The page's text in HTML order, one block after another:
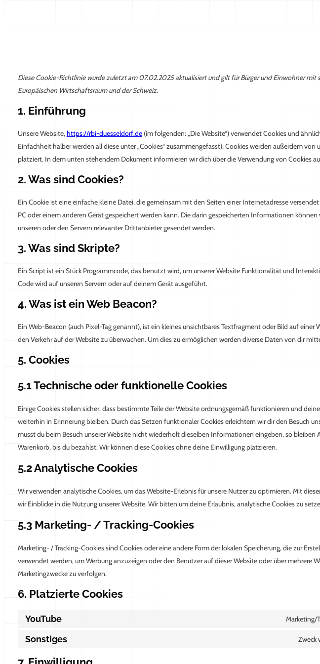
Diese Cookie-Richtlinie wurde zuletzt am 07.02.2025 aktualisiert und gilt für Bürger und Einwohner
Europäischen Wirtschaftsraum und der Schweiz.
1. Einführung
Unsere Website,https://rbi-duesseldorf.de(im folgenden: „Die Website“) verwendet Cookies und
Einfachheit halber werden all diese unter „Cookies“ zusammengefasst). Cookies werden außerdem
platziert. In dem unten stehendem Dokument informieren wir dich über die Verwendung von Cookies
2. Was sind Cookies?
Ein Cookie ist eine einfache kleine Datei, die gemeinsam mit den Seiten einer Internetadresse
PC oder einem anderen Gerät gespeichert werden kann. Die darin gespeicherten Informationen
unseren oder den Servern relevanter Drittanbieter gesendet werden.
3. Was sind Skripte?
Ein Script ist ein Stück Programmcode, das benutzt wird, um unserer Website Funktionalität und
Code wird auf unseren Servern oder auf deinem Gerät ausgeführt.
4. Was ist ein Web Beacon?
Ein Web-Beacon (auch Pixel-Tag genannt), ist ein kleines unsichtbares Textfragment oder Bild auf einer
den Verkehr auf der Website zu überwachen. Um dies zu ermöglichen werden diverse Daten von dir
5. Cookies
5.1 Technische oder funktionelle Cookies
Einige Cookies stellen sicher, dass bestimmte Teile der Website ordnungsgemäß funktionieren und
weiterhin in Erinnerung bleiben. Durch das Setzen funktionaler Cookies erleichtern wir dir den Besuch
musst du beim Besuch unserer Website nicht wiederholt dieselben Informationen eingeben, so bleiben
Warenkorb, bis du bezahlst. Wir können diese Cookies ohne deine Einwilligung platzieren.
5.2 Analytische Cookies
Wir verwenden analytische Cookies, um das Website-Erlebnis für unsere Nutzer zu optimieren. Mit
wir Einblicke in die Nutzung unserer Website. Wir bitten um deine Erlaubnis, analytische Cookies zu
5.3 Marketing- / Tracking-Cookies
Marketing- / Tracking-Cookies sind Cookies oder eine andere Form der lokalen Speicherung, die zur
verwendet werden, um Werbung anzuzeigen oder den Benutzer auf dieser Website oder über mehrere
Marketingzwecke zu verfolgen.
6. Platzierte Cookies
YouTube Marketing/
Sonstiges Zweck